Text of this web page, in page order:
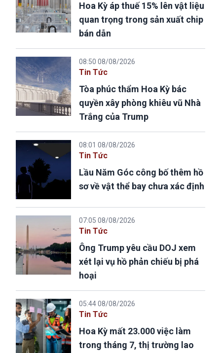
Hoa Kỳ áp thuế 15% lên vật liệu
quan trọng trong sản xuất chip
bán dẫn
08:50 08/08/2026
Tin Tức
Tòa phúc thẩm Hoa Kỳ bác
quyền xây phòng khiêu vũ Nhà
Trắng của Trump
08:01 08/08/2026
Tin Tức
Lầu Năm Góc công bố thêm hồ
sơ về vật thể bay chưa xác định
07:05 08/08/2026
Tin Tức
Ông Trump yêu cầu DOJ xem
xét lại vụ hồ phản chiếu bị phá
hoại
05:44 08/08/2026
Tin Tức
Hoa Kỳ mất 23.000 việc làm
trong tháng 7, thị trường lao